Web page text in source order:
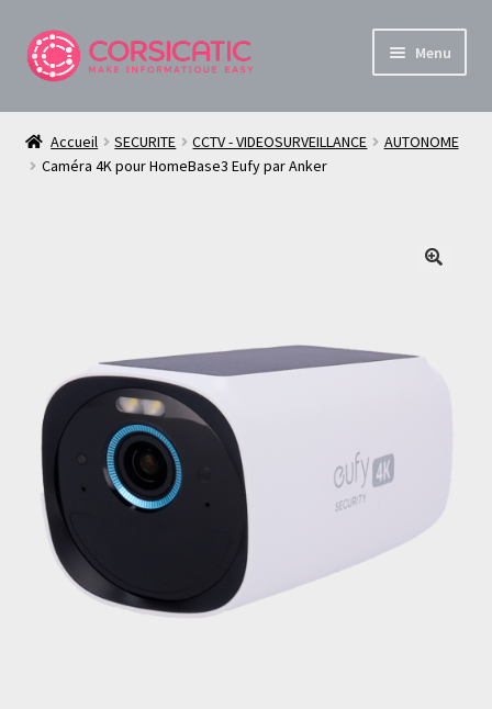
Aller
à
Aller
au
Menu
Boutique Informatique et Sécurité en Corse
À propos de Corsica TiC
enfant
Accueil SECURITE CCTV - VIDEOSURVEILLANCE
AUTONOME
Caméra 4K pour HomeBase3 Eufy par Anker